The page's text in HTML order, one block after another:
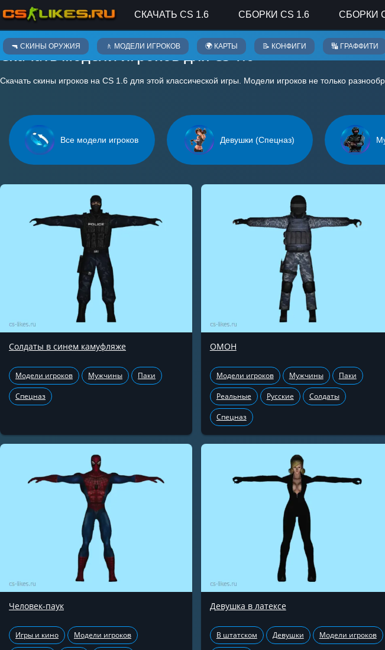
СКАЧАТЬ CS 1.6 СБОРКИ CS 1.6 СБОРКИ
🔫 СКИНЫ ОРУЖИЯ 🚶 МОДЕЛИ ИГРОКОВ 🌍 КАРТЫ 📝 КОНФИГИ 🔣 ГРАФФИТИ
Скачать модели игроков для CS 1.6
Скачать скины игроков на CS 1.6 для этой классической игры. Модели игроков не только
Все модели игроков Девушки (Спецназ)
Солдаты в синем камуфляже
Модели игроков Мужчины Паки
Спецназ
ОМОН
Модели игроков Мужчины Паки
Реальные Русские Солдаты
Спецназ
Человек-паук
Игры и кино Модели игроков
Девушка в латексе
В штатском Девушки Модели игроков